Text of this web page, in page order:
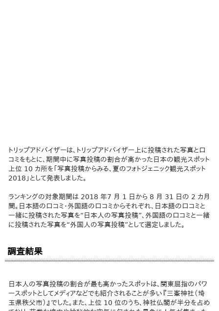
トリップアドバイザーは、トリップアドバイザー上に投稿された写真と口
コミをもとに、期間中に写真投稿の割合が高かった日本の観光スポット
上位 10 カ所を「写真投稿からみる、夏のフォトジェニック観光スポット
2018」として発表しました。
ランキングの対象期間は 2018 年7 月 1 日から 8 月 31 日の 2 カ月
間。日本語の口コミ・外国語の口コミからそれぞれ、日本語の口コミと
一緒に投稿された写真を“日本人の写真投稿”、外国語の口コミと一緒
に投稿された写真を“外国人の写真投稿”として選定しました。
調査結果
日本人の写真投稿の割合が最も高かったスポットは、関東屈指のパワ
ースポットとしてメディアなどでも紹介されることが多い『三峯神社（埼
玉県秩父市）』でした。また、上位 10 位のうち、神社仏閣が半分を占め